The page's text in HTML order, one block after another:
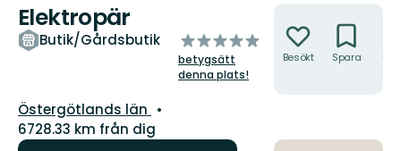
Elektropär
Butik/Gårdsbutik
av
5
stjärnor
betygsätt
denna plats!
Län:
Östergötlands län
6728.33 km från dig
Besökt Spara